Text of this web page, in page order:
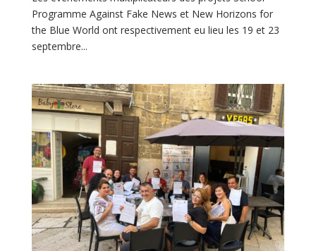
Programme Against Fake News et New Horizons for
the Blue World ont respectivement eu lieu les 19 et 23
septembre...